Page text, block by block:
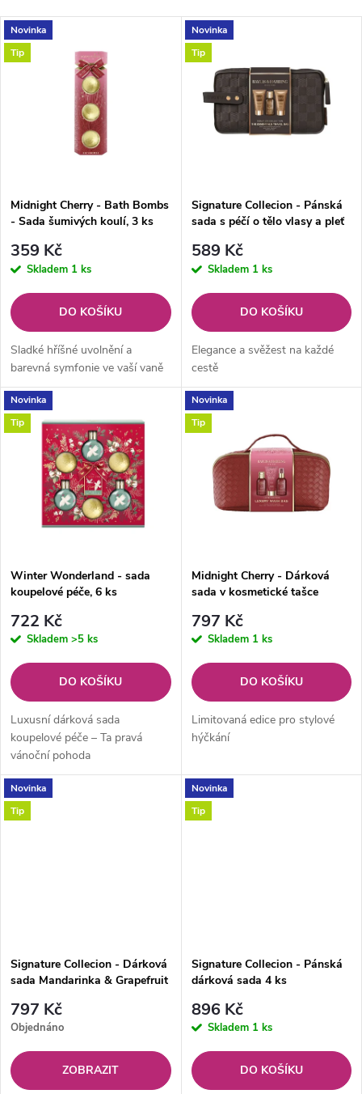
a
z
p
r
o
d
u
k
Nejprodávanější
V
ý
s
p
r
o
d
u
k
Novinka
Tip
Midnight Cherry - Bath Bombs
- Sada šumivých koulí, 3 ks
359 Kč
Skladem 1 ks
DO KOŠÍKU
Sladké hříšné uvolnění a
barevná symfonie ve vaší vaně
Novinka
Tip
Signature Collecion - Pánská
sada s péčí o tělo vlasy a pleť
589 Kč
Skladem 1 ks
DO KOŠÍKU
Elegance a svěžest na každé
cestě
Novinka
Tip
Winter Wonderland - sada
koupelové péče, 6 ks
722 Kč
Skladem >5 ks
DO KOŠÍKU
Luxusní dárková sada
koupelové péče – Ta pravá
vánoční pohoda
Novinka
Tip
Midnight Cherry - Dárková
sada v kosmetické tašce
797 Kč
Skladem 1 ks
DO KOŠÍKU
Limitovaná edice pro stylové
hýčkání
Novinka
Tip
Signature Collecion - Dárková
sada Mandarinka & Grapefruit
797 Kč
Objednáno
ZOBRAZIT
Novinka
Tip
Signature Collecion - Pánská
dárková sada 4 ks
896 Kč
Skladem 1 ks
DO KOŠÍKU